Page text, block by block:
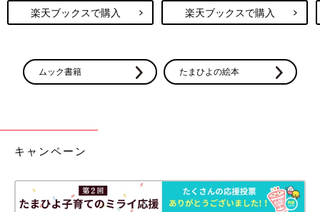
楽天ブックスで購入 楽天ブックスで購入
ムック書籍 たまひよの絵本
キャンペーン